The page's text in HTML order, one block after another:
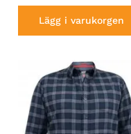
Lägg i varukorgen